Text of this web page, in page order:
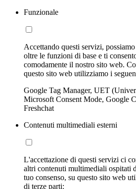
Funzionale
Accettando questi servizi,
oltre le funzioni di base e ti
comodamente il nostro sito web.
questo sito web utilizziamo i
Google Tag Manager, UET
Microsoft Consent Mode, Google
Freshchat
Contenuti multimediali esterni
L'accettazione di questi servizi ci
altri contenuti multimediali ospitati
tuo consenso, su questo sito web
di terze parti: